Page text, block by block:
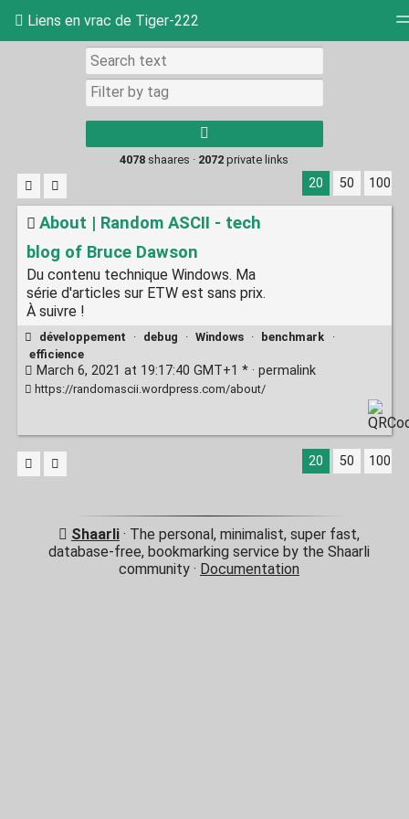
Liens en vrac de Tiger-222
Picture wall
4078 shaares · 2072 private links
20 50 100
About | Random ASCII - tech
blog of Bruce Dawson
Du contenu technique Windows. Ma
série d'articles sur ETW est sans prix.
À suivre !
développement · debug · Windows · benchmark
·
efficience
March 6, 2021 at 19:17:40 GMT+1 * · permalink
https://randomascii.wordpress.com/about/
20 50 100
Shaarli· The personal, minimalist, super fast,
database-free, bookmarking service by the Shaarli
community · Documentation